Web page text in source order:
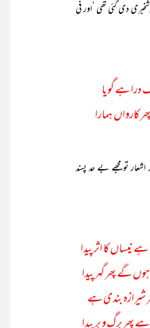
دی گئی تھی ‘اور فی
درا ہے گویا
کارواں ہمارا
تو مجھے بے حد پسند
کا اثر پیدا
گے پھر گہر پیدا
شیرازہ بندی ہے